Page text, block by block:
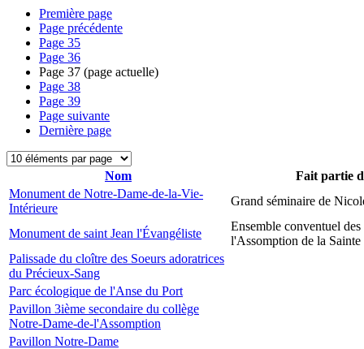
Première page
Page précédente
Page 35
Page 36
Page 37 (page actuelle)
Page 38
Page 39
Page suivante
Dernière page
Nom
Fait partie
Monument de Notre-Dame-de-la-Vie-
Intérieure
Grand séminaire de
Monument de saint Jean l'Évangéliste
Ensemble conventuel des
l'Assomption de la
Palissade du cloître des Soeurs adoratrices
du Précieux-Sang
Parc écologique de l'Anse du Port
Pavillon 3ième secondaire du collège
Notre-Dame-de-l'Assomption
Pavillon Notre-Dame